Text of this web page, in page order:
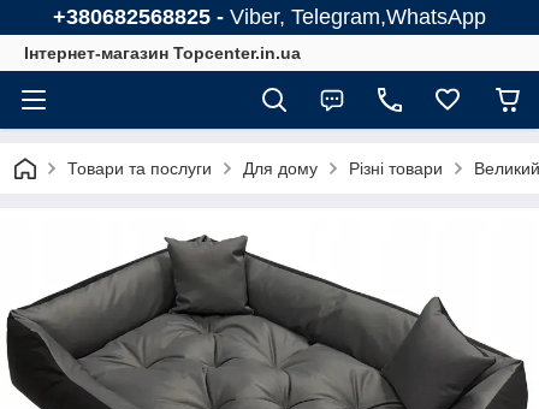
+380682568825 - Viber, Telegram,WhatsApp
Інтернет-магазин Topcenter.in.ua
Товари та послуги Для дому Різні товари